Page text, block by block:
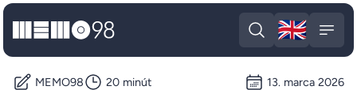
MEMO98
Open search
🇬🇧
MEMO98 20 minút 13. marca 2026